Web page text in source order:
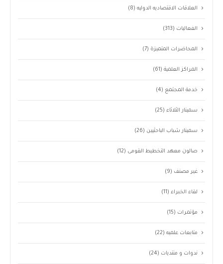
العلاقات الاقتصاديه الدوليه(8)
الفعاليات (313)
المحاضرات المتميزة (7)
المراكز العلمية(61)
خدمة المجتمع (4)
سمينار الثلاثاء(25)
سمينار شباب الباحثيين (26)
صالون معهد التخطيط القومى (12)
غير مصنف (9)
لقاء الخبراء(11)
مؤتمرات (15)
متابعات علميه(22)
ندوات و منتديات (24)